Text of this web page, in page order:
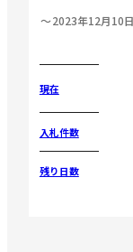
2023年12月10
現在
入札件数
残り日数